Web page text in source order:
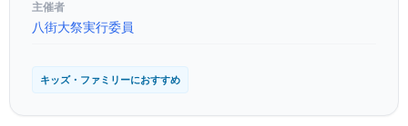
主催者
八街大祭実行委員
キッズ・ファミリーにおすすめ